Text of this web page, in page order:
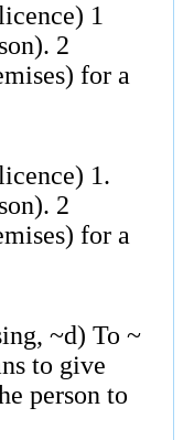
1
2
for a
1.
2
for a
~d) To ~
to give
person to